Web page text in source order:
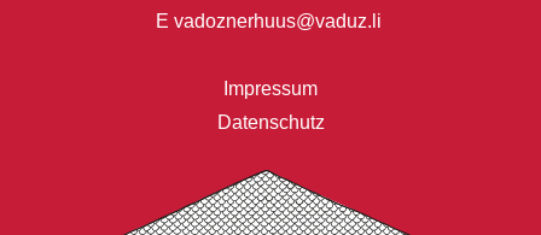
E vadoznerhuus@vaduz.li
Impressum
Datenschutz